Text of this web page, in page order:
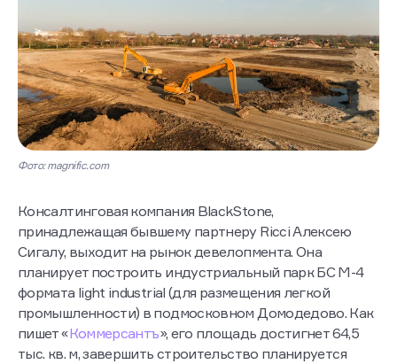
Фото: magnific.com
Консалтинговая компания BlackStone,
принадлежащая бывшему партнеру Ricci Алексею
Сигалу, выходит на рынок девелопмента. Она
планирует построить индустриальный парк БС М-4
формата light industrial (для размещения легкой
промышленности) в подмосковном Домодедово. Как
пишет «Коммерсантъ», его площадь достигнет 64,5
тыс. кв. м, завершить строительство планируется